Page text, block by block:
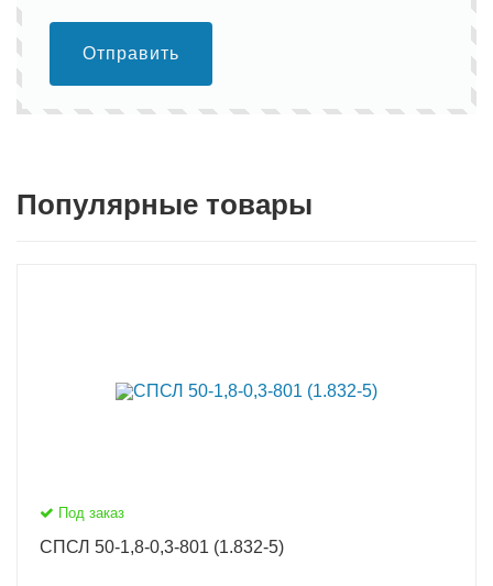
Отправить
Популярные товары
Под заказ
СПСЛ 50-1,8-0,3-801 (1.832-5)